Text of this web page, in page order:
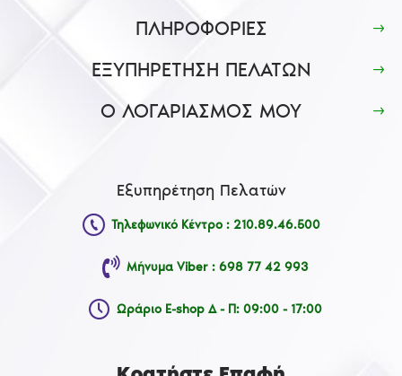
ΠΛΗΡΟΦΟΡΙΕΣ
ΕΞΥΠΗΡΕΤΗΣΗ ΠΕΛΑΤΩΝ
Ο ΛΟΓΑΡΙΑΣΜΟΣ ΜΟΥ
Εξυπηρέτηση Πελατών
Τηλεφωνικό Κέντρο : 210.89.46.500
Μήνυμα Viber : 698 77 42 993
Ωράριο E-shop Δ - Π: 09:00 - 17:00